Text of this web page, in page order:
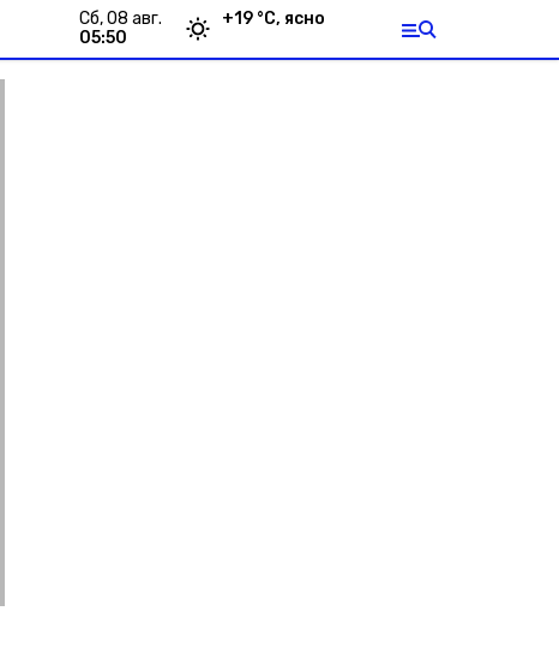
сб, 08 авг.
05:50
+19 °С, ясно